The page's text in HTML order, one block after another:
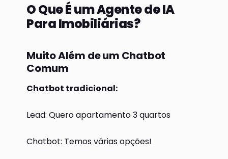
O Que É um Agente de IA
Para Imobiliárias?
Muito Além de um Chatbot
Comum
Chatbot tradicional:
Lead: Quero apartamento 3 quartos
Chatbot: Temos várias opções!